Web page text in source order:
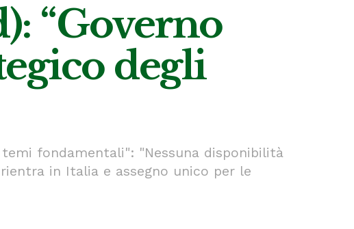
“Governo
degli
fondamentali": "Nessuna disponibilità
in Italia e assegno unico per le